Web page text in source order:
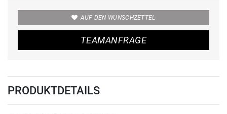
AUF DEN WUNSCHZETTEL
TEAMANFRAGE
PRODUKTDETAILS